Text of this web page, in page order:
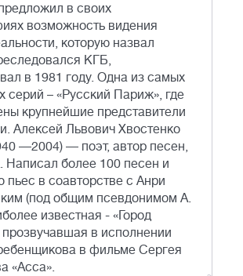
в своих
возможность видения
которую назвал
КГБ,
в 1981 году. Одна из самых
серий – «Русский Париж», где
крупнейшие представители
Алексей Львович Хвостенко
—2004) — поэт, автор песен,
Написал более 100 песен и
пьес в соавторстве с Анри
(под общим псевдонимом А.
известная - «Город
прозвучавшая в исполнении
в фильме Сергея
«Асса».